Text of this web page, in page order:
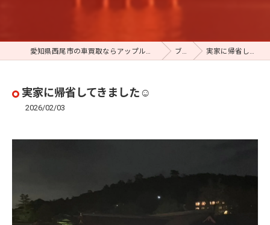
愛知県西尾市の車買取ならアップルワールド 安城西尾インター店 ブログ 実家に帰省してきました☺️
実家に帰省してきました☺️
2026/02/03